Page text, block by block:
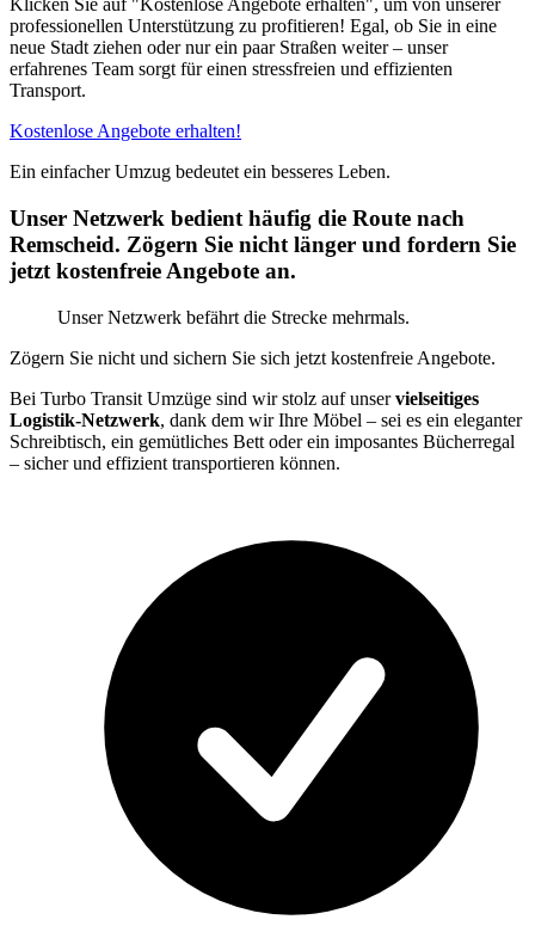
Klicken Sie auf "Kostenlose Angebote erhalten", um von unserer
professionellen Unterstützung zu profitieren! Egal, ob Sie in eine
neue Stadt ziehen oder nur ein paar Straßen weiter – unser
erfahrenes Team sorgt für einen stressfreien und effizienten
Transport.
Kostenlose Angebote erhalten!
Ein einfacher Umzug bedeutet ein besseres Leben.
Unser Netzwerk bedient häufig die Route nach
Remscheid. Zögern Sie nicht länger und fordern Sie
jetzt kostenfreie Angebote an.
Unser Netzwerk befährt die Strecke mehrmals.
Zögern Sie nicht und sichern Sie sich jetzt kostenfreie Angebote.
Bei Turbo Transit Umzüge sind wir stolz auf unservielseitiges
Logistik-Netzwerk, dank dem wir Ihre Möbel – sei es ein eleganter
Schreibtisch, ein gemütliches Bett oder ein imposantes Bücherregal
– sicher und effizient transportieren können.